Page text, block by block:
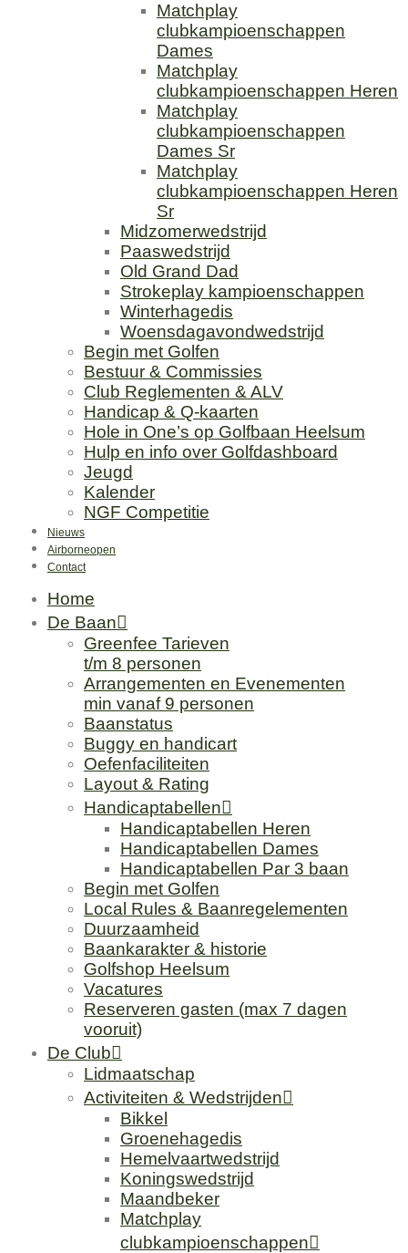
Matchplay
clubkampioenschappen
Dames
Matchplay
clubkampioenschappen Heren
Matchplay
clubkampioenschappen
Dames Sr
Matchplay
clubkampioenschappen Heren
Sr
Midzomerwedstrijd
Paaswedstrijd
Old Grand Dad
Strokeplay kampioenschappen
Winterhagedis
Woensdagavondwedstrijd
Begin met Golfen
Bestuur & Commissies
Club Reglementen & ALV
Handicap & Q-kaarten
Hole in One’s op Golfbaan Heelsum
Hulp en info over Golfdashboard
Jeugd
Kalender
NGF Competitie
Nieuws
Airborneopen
Contact
Home
De Baan
Greenfee Tarieven
t/m 8 personen
Arrangementen en Evenementen
min vanaf 9 personen
Baanstatus
Buggy en handicart
Oefenfaciliteiten
Layout & Rating
Handicaptabellen
Handicaptabellen Heren
Handicaptabellen Dames
Handicaptabellen Par 3 baan
Begin met Golfen
Local Rules & Baanregelementen
Duurzaamheid
Baankarakter & historie
Golfshop Heelsum
Vacatures
Reserveren gasten (max 7 dagen
vooruit)
De Club
Lidmaatschap
Activiteiten & Wedstrijden
Bikkel
Groenehagedis
Hemelvaartwedstrijd
Koningswedstrijd
Maandbeker
Matchplay
clubkampioenschappen